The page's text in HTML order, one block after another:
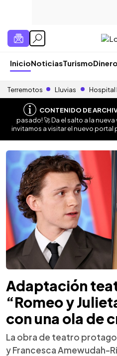
InicioNoticiasTurismo
Terremotos Lluvias Hospital
CONTENIDO DE
pasado! 🚀 Da el salto a la
invitamos a visitar el nuevo
Adaptación
“Romeo y
con una ola de
La obra de teatro
y Francesca Amewudah-